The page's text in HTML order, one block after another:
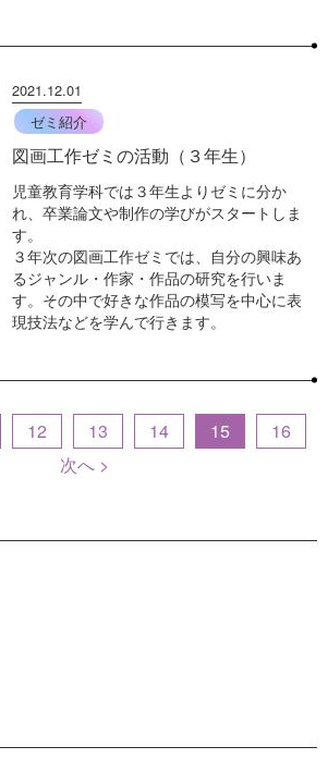
2021.12.01
ゼミ紹介
図画工作ゼミの活動（３年生）
児童教育学科では３年生よりゼミに分か
れ、卒業論文や制作の学びがスタートしま
す。
３年次の図画工作ゼミでは、自分の興味あ
るジャンル・作家・作品の研究を行いま
す。その中で好きな作品の模写を中心に表
現技法などを学んで行きます。
12 13 14 15
16
次へ >